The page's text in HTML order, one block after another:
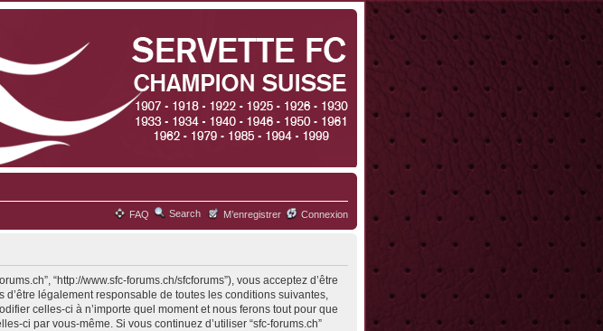
FAQ Search M’enregistrer Connexion
“http://www.sfc-forums.ch/sfcforums”), vous acceptez d’être
légalement responsable de toutes les conditions suivantes,
celles-ci à n’importe quel moment et nous ferons tout pour que
ci par vous-même. Si vous continuez d’utiliser “sfc-forums.ch”